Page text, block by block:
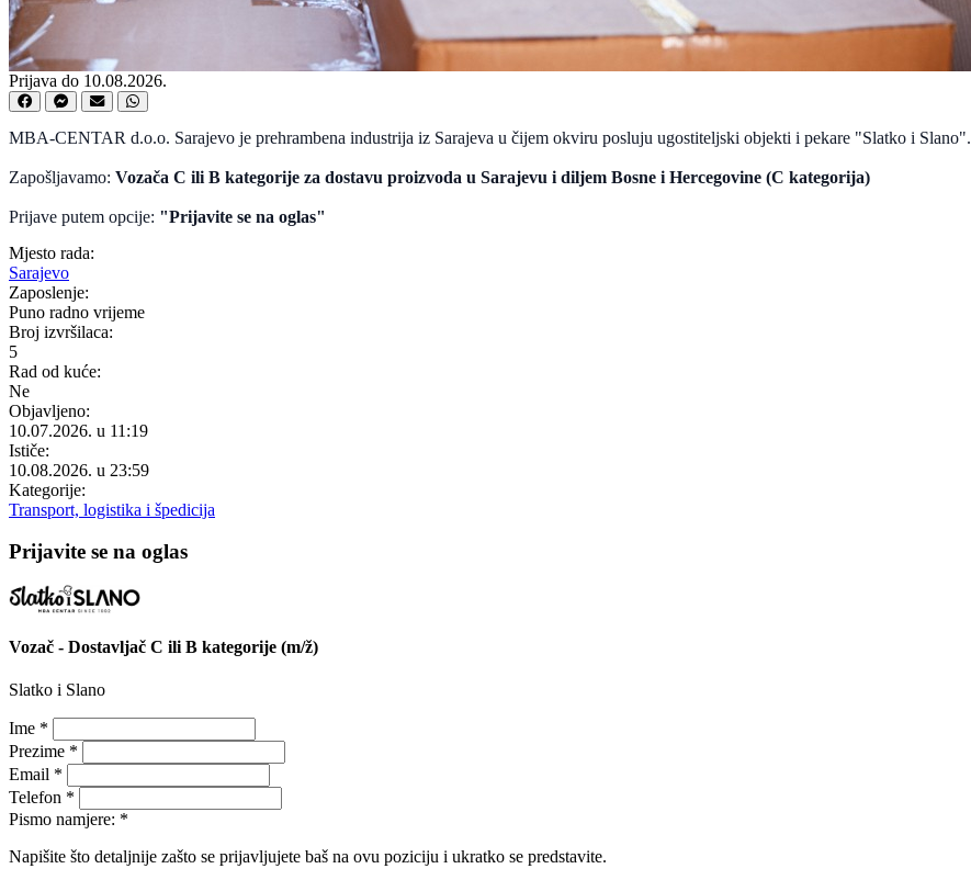
Prijava do 10.08.2026.
MBA-CENTAR d.o.o. Sarajevo je prehrambena industrija iz Sarajeva u čijem okviru posluju ugostiteljski objekti i pekare "Slatko i Slano".
Zapošljavamo: Vozača C ili B kategorije za dostavu proizvoda u Sarajevu i diljem Bosne i Hercegovine (C kategorija)
Prijave putem opcije: "Prijavite se na oglas"
Mjesto rada:
Sarajevo
Zaposlenje:
Puno radno vrijeme
Broj izvršilaca:
5
Rad od kuće:
Ne
Objavljeno:
10.07.2026. u 11:19
Ističe:
10.08.2026. u 23:59
Kategorije:
Transport, logistika i špedicija
Prijavite se na oglas
Vozač - Dostavljač C ili B kategorije (m/ž)
Slatko i Slano
Ime *
Prezime *
Email *
Telefon *
Pismo namjere: *
Napišite što detaljnije zašto se prijavljujete baš na ovu poziciju i ukratko se predstavite.